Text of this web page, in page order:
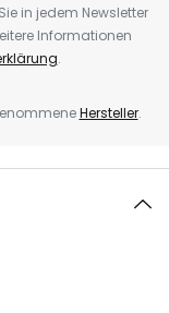
in jedem Newsletter
Informationen
.
Hersteller.